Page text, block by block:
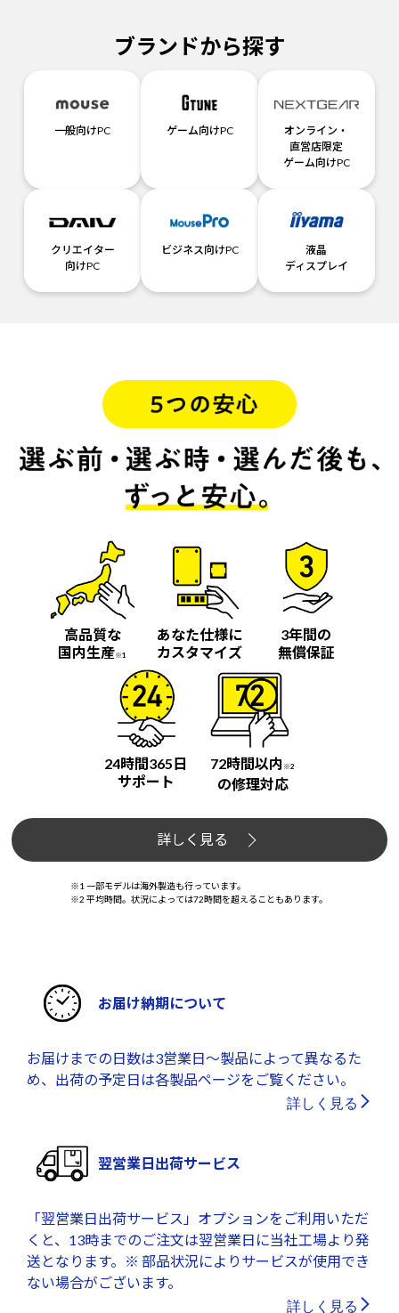
ブランドから探す
一般向けPC ゲーム向けPC
オンライン・
直営店限定
ゲーム向けPC
クリエイター
向けPC
ビジネス向けPC
液晶
ディスプレイ
高品質な
国内生産※1
あなた仕様に
カスタマイズ
3年間の
無償保証
24時間365日
サポート
72時間以内 ※2
の修理対応
詳しく見る
※1 一部モデルは海外製造も行っています。
※2 平均時間。状況によっては72時間を超えることもあります。
お届け納期について
お届けまでの日数は3営業日～製品によって異なるた
め、出荷の予定日は各製品ページをご覧ください。
詳しく見る
翌営業日出荷サービス
「翌営業日出荷サービス」オプションをご利用いただ
くと、13時までのご注文は翌営業日に当社工場より発
送となります。※ 部品状況によりサービスが使用でき
ない場合がございます。
詳しく見る